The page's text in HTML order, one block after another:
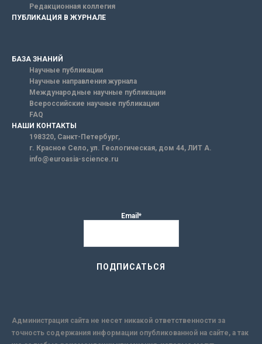
Редакционная коллегия
ПУБЛИКАЦИЯ В ЖУРНАЛЕ
БАЗА ЗНАНИЙ
Научные публикации
Научные направления журнала
Международные научные публикации
Всероссийские научные публикации
FAQ
НАШИ КОНТАКТЫ
198320, Санкт-Петербург,
г. Красное Село, ул. Геологическая, дом 44, ЛИТ А.
info@euroasia-science.ru
Email*
Администрация сайта не несет никакой ответственности за
точность содержания информации опубликованной на сайте, а так